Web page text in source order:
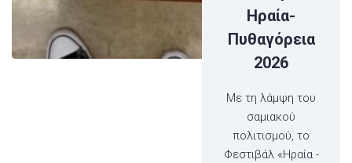
Ηραία-
Πυθαγόρεια
2026
Με τη λάμψη του
σαμιακού
πολιτισμού, το
Φεστιβάλ «Ηραία -